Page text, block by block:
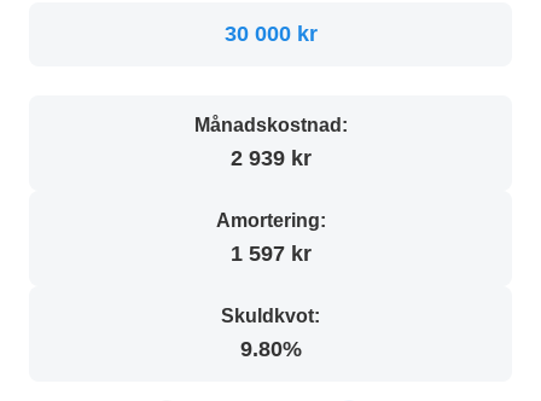
30 000 kr
Månadskostnad:
2 939 kr
Amortering:
1 597 kr
Skuldkvot:
9.80%